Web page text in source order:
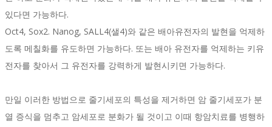
있다면 가능하다.
Oct4, Sox2. Nanog, SALL4(샐4)와 같은 배아유전자의 발현을 억제하
도록 메칠화를 유도하면 가능하다. 또는 배아 유전자를 억제하는 키유
전자를 찾아서 그 유전자를 강력하게 발현시키면 가능하다.
만일 이러한 방법으로 줄기세포의 특성을 제거하면 암 줄기세포가 분
열 증식을 멈추고 암세포로 분화가 될 것이고 이때 항암치료를 병행하